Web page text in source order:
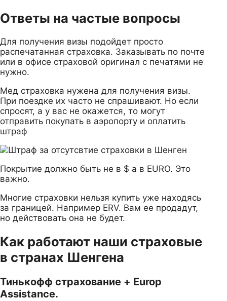
Ответы на частые вопросы
Для получения визы подойдет просто
распечатанная страховка. Заказывать по почте
или в офисе страховой оригинал с печатями не
нужно.
Мед страховка нужена для получения визы.
При поездке их часто не спрашивают. Но если
спросят, а у вас не окажется, то могут
отправить покупать в аэропорту и оплатить
штраф
Покрытие должно быть не в $ а в EURO. Это
важно.
Многие страховки нельзя купить уже находясь
за границей. Например ERV. Вам ее продадут,
но действовать она не будет.
Как работают наши страховые
в странах Шенгена
Тинькофф страхование + Europ
Assistance.